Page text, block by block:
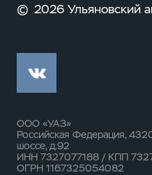
© 2026 Ульяновский
ООО «УАЗ»
Российская Федерация,
шоссе, д.92
ИНН 7327077188 / КПП
ОГРН 1167325054082